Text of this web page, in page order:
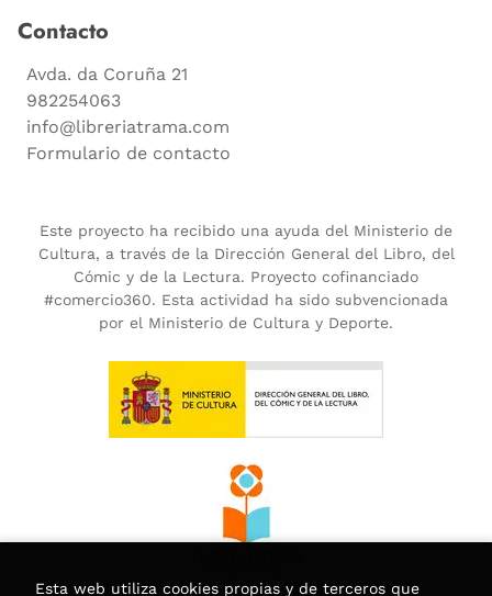
Contacto
Avda. da Coruña 21
982254063
info@libreriatrama.com
Formulario de contacto
Este proyecto ha recibido una ayuda del Ministerio de
Cultura, a través de la Dirección General del Libro, del
Cómic y de la Lectura. Proyecto cofinanciado
#comercio360. Esta actividad ha sido subvencionada
por el Ministerio de Cultura y Deporte.
Esta web utiliza cookies propias y de terceros que